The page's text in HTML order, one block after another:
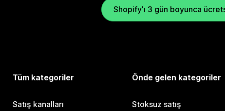
Shopify'ı 3 gün boyunca
Tüm kategoriler
Satış kanalları
Önde gelen kategoriler
Stoksuz satış